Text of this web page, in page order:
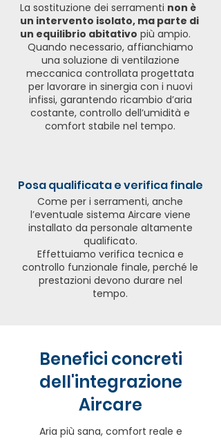
La sostituzione dei serramenti non è
un intervento isolato, ma parte di
un equilibrio abitativo più ampio.
Quando necessario, affianchiamo
una soluzione di ventilazione
meccanica controllata progettata
per lavorare in sinergia con i nuovi
infissi, garantendo ricambio d’aria
costante, controllo dell’umidità e
comfort stabile nel tempo.
Posa qualificata e verifica finale
Come per i serramenti, anche
l’eventuale sistema Aircare viene
installato da personale altamente
qualificato.
Effettuiamo verifica tecnica e
controllo funzionale finale, perché le
prestazioni devono durare nel
tempo.
Benefici concreti
dell'integrazione
Aircare
Aria più sana, comfort reale e